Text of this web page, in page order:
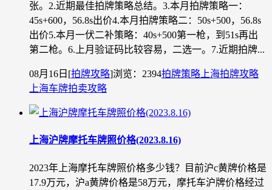
张。2.近期最佳拍牌策略总结。3.本月拍牌策略一：
45s+600，56.8s出价4.本月拍牌策略二：50s+500，56.8s
出价5.本月一伏二补策略：40s+500第一枪，到51s再出
第二枪。6.上月验证码比较容易，二选一。7.近期拍牌...
08月16日 [拍牌攻略]浏览：2394拍牌策略 上海拍牌攻略
上海车牌拍卖攻略
上海沪牌摩托车牌照价格(2023.8.16)
2023年上海摩托车牌照价格多少钱？目前沪c黄牌价格是
17.9万元，沪a黄牌价格是58万元，摩托车沪牌价格经过